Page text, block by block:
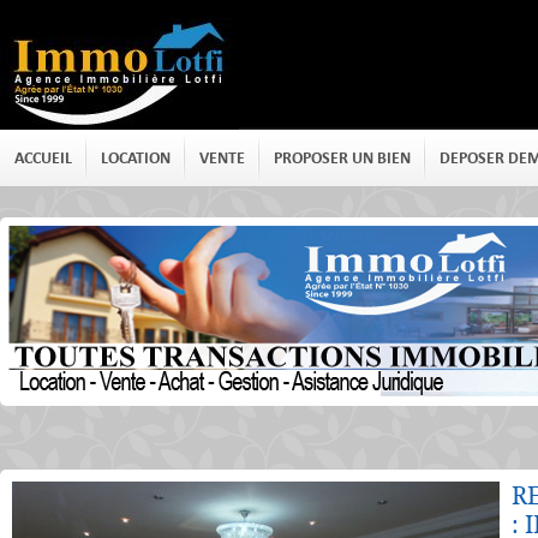
ACCUEIL LOCATION VENTE PROPOSER UN BIEN DEPOSER
Détails
: